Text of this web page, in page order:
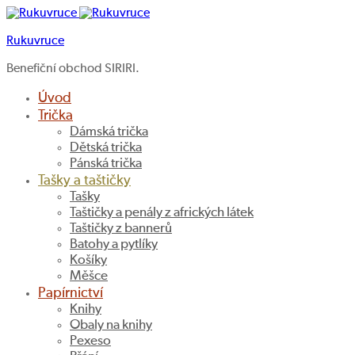
Rukuvruce
Benefiční obchod SIRIRI.
Úvod
Trička
Dámská trička
Dětská trička
Pánská trička
Tašky a taštičky
Tašky
Taštičky a penály z afrických látek
Taštičky z bannerů
Batohy a pytlíky
Košíky
Měšce
Papírnictví
Knihy
Obaly na knihy
Pexeso